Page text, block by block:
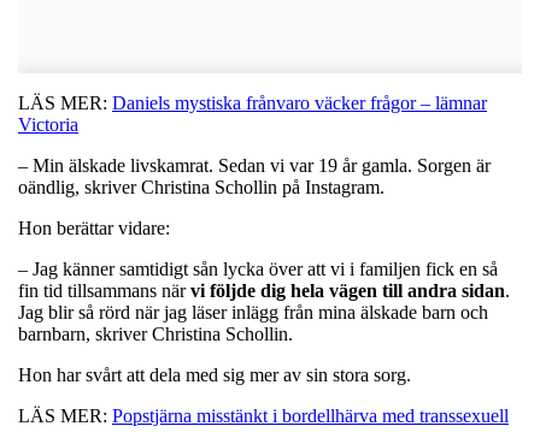
LÄS MER: Daniels mystiska frånvaro väcker frågor – lämnar
Victoria
– Min älskade livskamrat. Sedan vi var 19 år gamla. Sorgen är
oändlig, skriver Christina Schollin på Instagram.
Hon berättar vidare:
– Jag känner samtidigt sån lycka över att vi i familjen fick en så
fin tid tillsammans närvi följde dig hela vägen till andra sidan.
Jag blir så rörd när jag läser inlägg från mina älskade barn och
barnbarn, skriver Christina Schollin.
Hon har svårt att dela med sig mer av sin stora sorg.
LÄS MER: Popstjärna misstänkt i bordellhärva med transsexuell